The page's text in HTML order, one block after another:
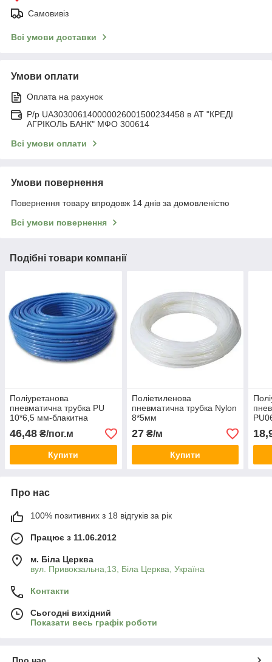
Самовивіз
Всі умови доставки
Умови оплати
Оплата на рахунок
Р/р UA303006140000026001500234458 в АТ "КРЕДІ
АГРІКОЛЬ БАНК" МФО 300614
Всі умови оплати
Умови повернення
Повернення товару впродовж 14 днів за домовленістю
Всі умови повернення
Подібні товари компанії
Поліуретанова
пневматична трубка PU
10*6,5 мм-блакитна
46,48 ₴/пог.м
Купити
Поліетиленова
пневматична трубка Nylon
8*5мм
27₴/м
Купити
Про нас
100% позитивних з 18 відгуків за рік
Працює з 11.06.2012
м. Біла Церква
вул. Привокзальна,13, Біла Церква, Україна
Контакти
Сьогодні вихідний
Показати весь графік роботи